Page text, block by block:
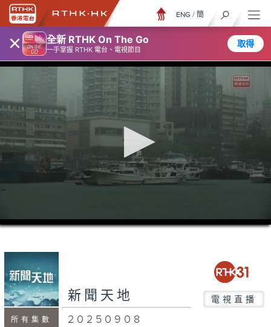
× 全新 RTHK On The Go
一手掌握 RTHK 電台、電視節目
取得
ENG / 簡
0
seconds
minutes,
seconds
所有集數
新聞天地 電視直播
20250908